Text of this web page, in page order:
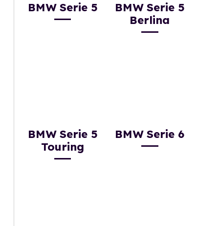
BMW Serie 5
BMW Serie 5
Berlina
BMW Serie 5
Touring
BMW Serie 6